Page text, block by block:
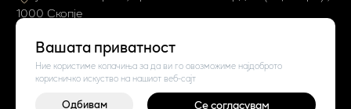
Вашата приватност
Ние користиме колачиња за да ви го овозможиме најдоброто
корисничко искуство на нашиот веб-сајт
Одбивам Се согласувам
1000 Скопје